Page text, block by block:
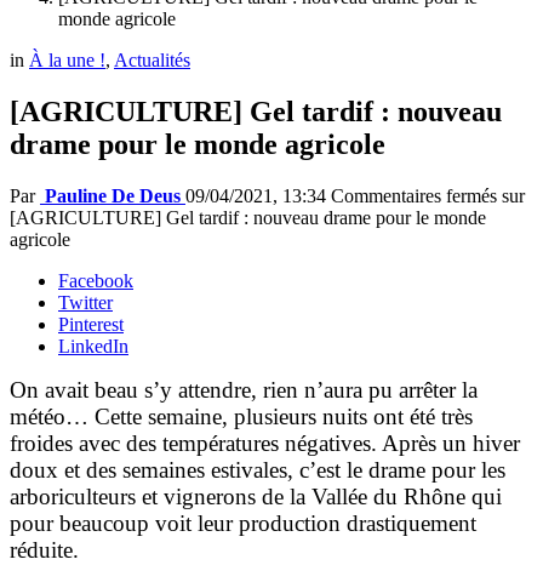
monde agricole
in À la une !, Actualités
[AGRICULTURE] Gel tardif : nouveau
drame pour le monde agricole
Par Pauline De Deus 09/04/2021, 13:34 Commentaires fermés sur
[AGRICULTURE] Gel tardif : nouveau drame pour le monde
agricole
Facebook
Twitter
Pinterest
LinkedIn
On avait beau s’y attendre, rien n’aura pu arrêter la
météo… Cette semaine, plusieurs nuits ont été très
froides avec des températures négatives. Après un hiver
doux et des semaines estivales, c’est le drame pour les
arboriculteurs et vignerons de la Vallée du Rhône qui
pour beaucoup voit leur production drastiquement
réduite.